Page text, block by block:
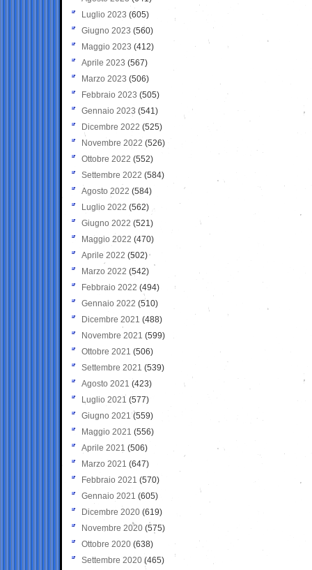
Luglio 2023 (605)
Giugno 2023 (560)
Maggio 2023 (412)
Aprile 2023 (567)
Marzo 2023 (506)
Febbraio 2023 (505)
Gennaio 2023 (541)
Dicembre 2022 (525)
Novembre 2022 (526)
Ottobre 2022 (552)
Settembre 2022 (584)
Agosto 2022 (584)
Luglio 2022 (562)
Giugno 2022 (521)
Maggio 2022 (470)
Aprile 2022 (502)
Marzo 2022 (542)
Febbraio 2022 (494)
Gennaio 2022 (510)
Dicembre 2021 (488)
Novembre 2021 (599)
Ottobre 2021 (506)
Settembre 2021 (539)
Agosto 2021 (423)
Luglio 2021 (577)
Giugno 2021(559)
Maggio 2021 (556)
Aprile 2021 (506)
Marzo 2021 (647)
Febbraio 2021 (570)
Gennaio 2021 (605)
Dicembre 2020 (619)
Novembre 2020 (575)
Ottobre 2020 (638)
Settembre 2020(465)